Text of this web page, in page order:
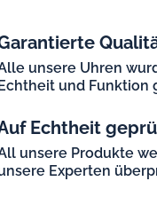
unsere Uhren
und Funktion
Echtheit
unsere Produkte
Experten